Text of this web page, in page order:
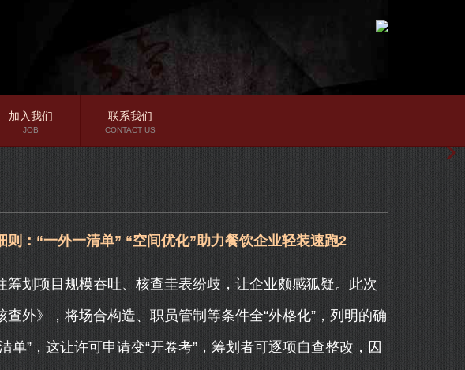
加入我们
JOB
联系我们
CONTACT US
：“一外一清单” “空间优化”助力餐饮企业轻装速跑2
划项目规模吞吐、核查圭表纷歧，让企业颇感狐疑。此次
查外》，将场合构造、职员管制等条件全“外格化”，列明的确
单”，这让许可申请变“开卷考”，筹划者可逐项自查整改，囚